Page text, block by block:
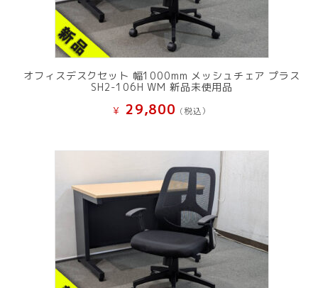
オフィスデスクセット 幅1000mm メッシュチェア プラス
SH2-106H WM 新品未使用品
¥ 29,800 (税込）